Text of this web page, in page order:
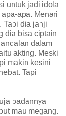
untuk jadi idola
apa. Menari
Tapi dia janji
dia bisa ciptain
dalam
akting. Meski
makin kesini
Tapi
badannya
mau megang.